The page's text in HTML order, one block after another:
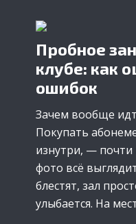
Пробное
клубе: как
ошибок
Зачем вообще
Покупать
изнутри, — почти
фото всё
блестят, зал
улыбается. На